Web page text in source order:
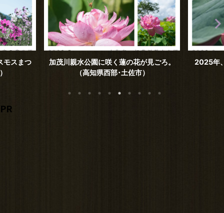
水公園に咲く蓮の花が見ごろ。
（高知県西部･土佐市）
2025年、蓮池公園の蓮の花（
PR